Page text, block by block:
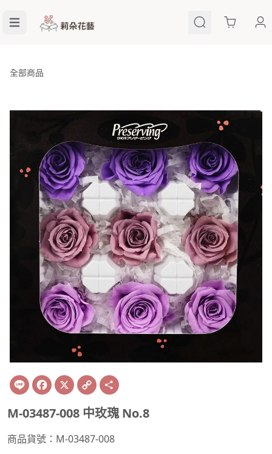
Cart
全部商品
Line Facebook
X Copy
Link
M-03487-008 中玫瑰 No.8
商品貨號：M-03487-008